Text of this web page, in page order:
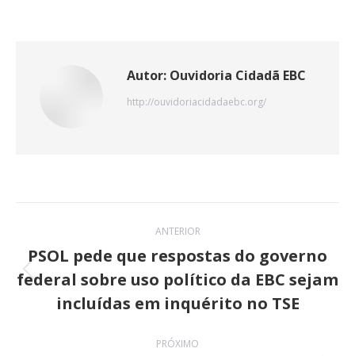
Autor: Ouvidoria Cidadã EBC
http://ouvidoriacidadaebc.org/
Navegação
de
post:
ANTERIOR
Post
anterior:
PSOL pede que respostas do governo
federal sobre uso político da EBC sejam
incluídas em inquérito no TSE
PRÓXIMO